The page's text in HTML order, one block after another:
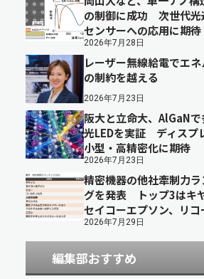
の制御に成功 次世代光
センサーへの応用に期待
2026年7月28日
レーザー無線給電でエ
の制約を越える
2026年7月23日
阪大と立命大、AlGaN
光LEDを実証 ディスプ
小型・高精密化に期待
2026年7月23日
精密機器の他社牽制力ラ
グを発表 トップ3はキヤ
セイコーエプソン、リコ
2026年7月29日
編集部おすすめ